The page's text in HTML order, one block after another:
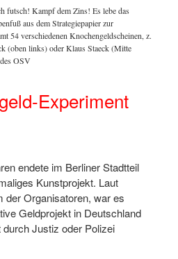
futsch! Kampf dem Zins! Es lebe das
aus dem Strategiepapier zur
54 verschiedenen Knochengeldscheinen, z.
(oben links) oder Klaus Staeck (Mitte
OSV
Experiment
endete im Berliner Stadtteil
Kunstprojekt. Laut
der Organisatoren, war es
Geldprojekt in Deutschland
Justiz oder Polizei